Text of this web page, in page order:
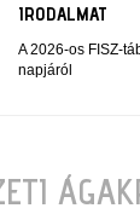
IRODALMAT
A 2026-os FISZ-
napjáról